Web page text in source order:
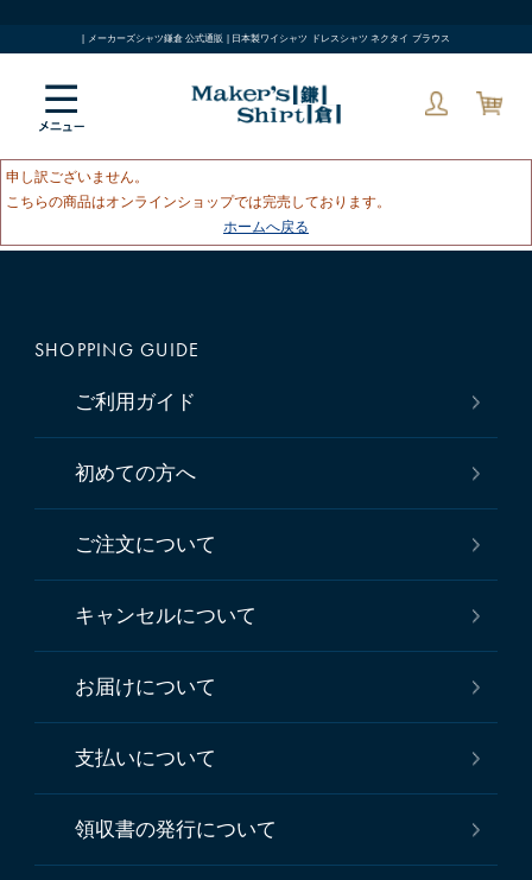
| メーカーズシャツ鎌倉 公式通販 | 日本製ワイシャツ ドレスシャツ ネクタイ ブラウス
申し訳ございません。
こちらの商品はオンラインショップでは完売しております。
ホームへ戻る
SHOPPING GUIDE
ご利用ガイド
初めての方へ
ご注文について
キャンセルについて
お届けについて
支払いについて
領収書の発行について